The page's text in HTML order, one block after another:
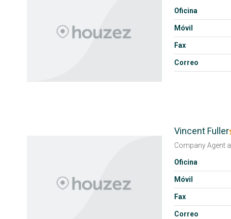
Oficina
Móvil
Fax
Correo
Vincent Fuller
Company Agenta
Oficina
Móvil
Fax
Correo